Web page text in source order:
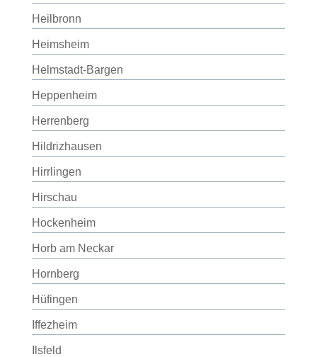
Heilbronn
Heimsheim
Helmstadt-Bargen
Heppenheim
Herrenberg
Hildrizhausen
Hirrlingen
Hirschau
Hockenheim
Horb am Neckar
Hornberg
Hüfingen
Iffezheim
Ilsfeld